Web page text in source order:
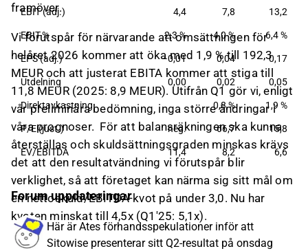
framöver.
Vi förutspår för närvarande att omsättningen för
helåret 2026 kommer att öka med 1,9 % till 192,3
MEUR och att justerat EBITA kommer att stiga till
11,8 MEUR (2025: 8,9 MEUR). Utifrån Q1 gör vi, enligt
vår preliminära bedömning, inga större ändringar i
våra prognoser. För att balansräkningen ska kunna
återställas och skuldsättningsgraden minskas krävs
det att den resultatvändning vi förutspår blir
verklighet, så att företaget kan närma sig sitt mål om
en nettoskuld/EBITDA-kvot på under 3,0. Nu har
kvoten minskat till 4,5x (Q1'25: 5,1x).
EBIT (adj.) 4,4 7,8 13,2
EBIT-% 2,3 % 4,0 % 6,4 %
EPS (adj.) −0,01 0,04 0,17
Utdelning 0,00 0,02 0,05
Direktavkastning 0,8 % 1,9 %
P/E (just.) neg. 66,7 15,8
EV/EBITDA 11,4 8,2 6,6
Forum uppdateringar
Här är Ates förhandsspekulationer inför att
Sitowise presenterar sitt Q2-resultat på onsdag